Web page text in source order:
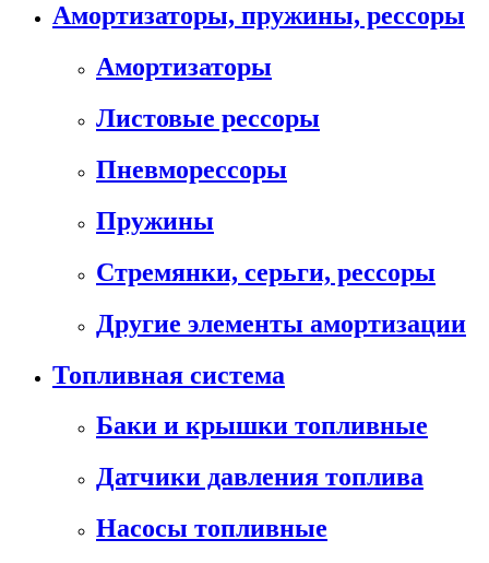
Амортизаторы, пружины, рессоры
Амортизаторы
Листовые рессоры
Пневморессоры
Пружины
Стремянки, серьги, рессоры
Другие элементы амортизации
Топливная система
Баки и крышки топливные
Датчики давления топлива
Насосы топливные